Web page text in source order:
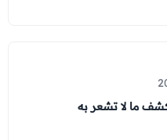
ما لا تشعر به